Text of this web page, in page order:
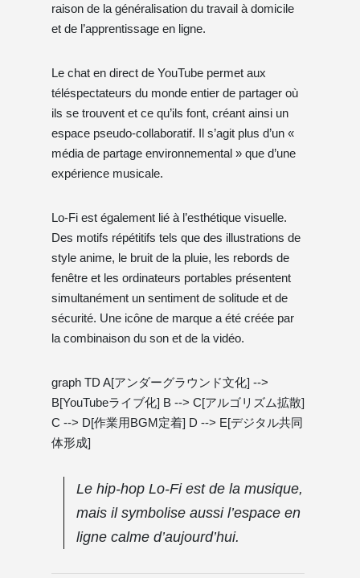
raison de la généralisation du travail à domicile
et de l’apprentissage en ligne.
Le chat en direct de YouTube permet aux
téléspectateurs du monde entier de partager où
ils se trouvent et ce qu’ils font, créant ainsi un
espace pseudo-collaboratif. Il s’agit plus d’un «
média de partage environnemental » que d’une
expérience musicale.
Lo-Fi est également lié à l’esthétique visuelle.
Des motifs répétitifs tels que des illustrations de
style anime, le bruit de la pluie, les rebords de
fenêtre et les ordinateurs portables présentent
simultanément un sentiment de solitude et de
sécurité. Une icône de marque a été créée par
la combinaison du son et de la vidéo.
graph TD A[アンダーグラウンド文化] -->
B[YouTubeライブ化] B --> C[アルゴリズム拡散]
C --> D[作業用BGM定着] D --> E[デジタル共同
体形成]
Le hip-hop Lo-Fi est de la musique,
mais il symbolise aussi l’espace en
ligne calme d’aujourd’hui.